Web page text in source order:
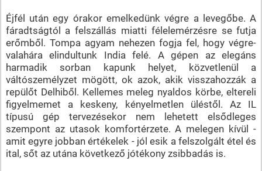
Éjfél után egy órakor emelkedünk végre a levegőbe. A
fáradtságtól a felszállás miatti félelemérzésre se futja
erőmből. Tompa agyam nehezen fogja fel, hogy végre-
valahára elindultunk India felé. A gépen az elegáns
harmadik sorban kapunk helyet, közvetlenül a
váltószemélyzet mögött, ok azok, akik visszahozzák a
repülőt Delhiből. Kellemes meleg nyaldos körbe, eltereli
figyelmemet a keskeny, kényelmetlen üléstől. Az IL
típusú gép tervezésekor nem lehetett elsődleges
szempont az utasok komfortérzete. A melegen kívül -
amit egyre jobban értékelek - jól esik a felszolgált étel és
ital, sőt az utána következő jótékony zsibbadás is.